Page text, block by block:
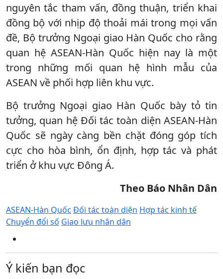
nguyên tắc tham vấn, đồng thuận, triển khai
đồng bộ với nhịp độ thoải mái trong mọi vấn
đề, Bộ trưởng Ngoại giao Hàn Quốc cho rằng
quan hệ ASEAN-Hàn Quốc hiện nay là một
trong những mối quan hệ hình mẫu của
ASEAN về phối hợp liên khu vực.
Bộ trưởng Ngoại giao Hàn Quốc bày tỏ tin
tưởng, quan hệ Đối tác toàn diện ASEAN-Hàn
Quốc sẽ ngày càng bền chặt đóng góp tích
cực cho hòa bình, ổn định, hợp tác và phát
triển ở khu vực Đông Á.
Theo Báo Nhân Dân
ASEAN-Hàn Quốc Đối tác toàn diện Hợp tác kinh tế
Chuyển đổi số Giao lưu nhân dân
Ý kiến bạn đọc